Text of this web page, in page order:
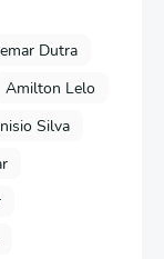
Dutra
Amilton Lelo
Silva